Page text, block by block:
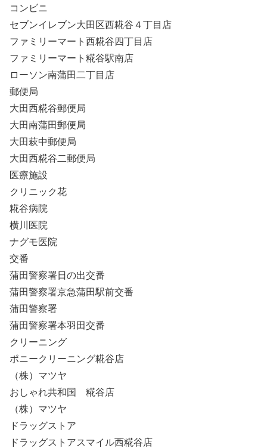
コンビニ
セブンイレブン大田区西糀谷４丁目店
ファミリーマート西糀谷四丁目店
ファミリーマート糀谷駅南店
ローソン南蒲田二丁目店
郵便局
大田西糀谷郵便局
大田南蒲田郵便局
大田萩中郵便局
大田西糀谷二郵便局
医療施設
クリニック花
糀谷病院
横川医院
ナグモ医院
交番
蒲田警察署日の出交番
蒲田警察署京急蒲田駅前交番
蒲田警察署
蒲田警察署本羽田交番
クリーニング
ポニークリーニング糀谷店
（株）マツヤ
おしゃれ共和国 糀谷店
（株）マツヤ
ドラッグストア
ドラッグストアスマイル西糀谷店